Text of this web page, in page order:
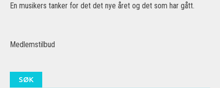
En musikers tanker for det det nye året og det som har gått.
Medlemstilbud
SØK